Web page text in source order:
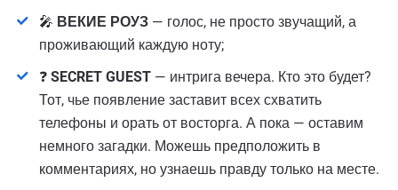
🎤 ВЕКИЕ РОУЗ — голос, не просто звучащий, а
проживающий каждую ноту;
❓ SECRET GUEST — интрига вечера. Кто это будет?
Тот, чье появление заставит всех схватить
телефоны и орать от восторга. А пока — оставим
немного загадки. Можешь предположить в
комментариях, но узнаешь правду только на месте.